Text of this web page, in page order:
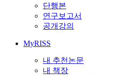
단행본
연구보고서
공개강의
MyRISS
내 추천논문
내 책장